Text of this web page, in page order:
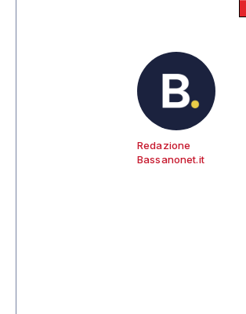
Redazione
Bassanonet.it